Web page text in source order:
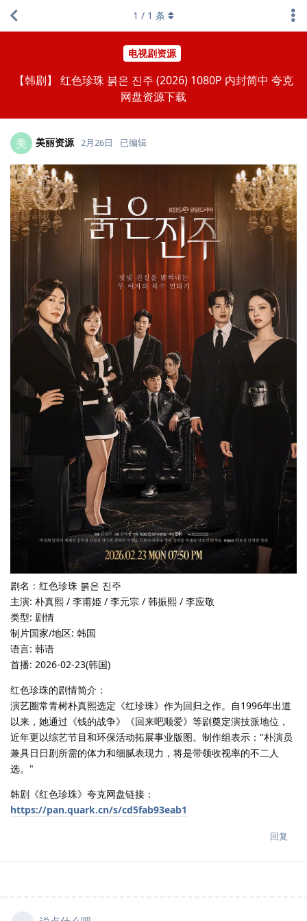
电视剧资源
【韩剧】 红色珍珠 붉은 진주 (2026) 1080P 内封简中 夸克
网盘资源下载
1 / 1 条
美 美丽资源 2月26日 已编辑
剧名：红色珍珠 붉은 진주
主演: 朴真熙 / 李甫姫 / 李元宗 / 韩振熙 / 李应敬
类型: 剧情
制片国家/地区: 韩国
语言: 韩语
首播: 2026-02-23(韩国)
红色珍珠的剧情简介：
演艺圈常青树朴真熙选定《红珍珠》作为回归之作。自1996年出道
以来，她通过《钱的战争》《回来吧顺爱》等剧奠定演技派地位，
近年更以综艺节目和环保活动拓展事业版图。制作组表示："朴演员
兼具日日剧所需的体力和细腻表现力，将是带领收视率的不二人
选。"
韩剧《红色珍珠》夸克网盘链接：
https://pan.quark.cn/s/cd5fab93eab1
回复